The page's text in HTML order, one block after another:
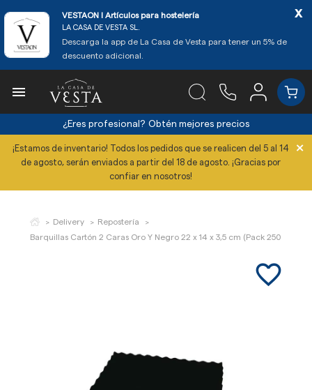
VESTAON l Artículos para hostelería
LA CASA DE VESTA SL.
Descarga la app de La Casa de Vesta para tener un 5% de
descuento adicional.
x

¿Eres profesional? Obtén mejores precios
¡Estamos de inventario! Todos los pedidos que se realicen del 5 al 14
de agosto, serán enviados a partir del 18 de agosto. ¡Gracias por
confiar en nosotros!
×
Delivery
Repostería
Barquillas Cartón 2 Caras Oro Y Negro 22 x 14 x 3,5 cm (Pack 250 Uds)
favorite_border